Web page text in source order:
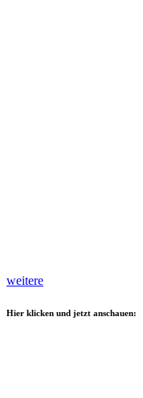
weitere
Hier klicken und jetzt anschauen: